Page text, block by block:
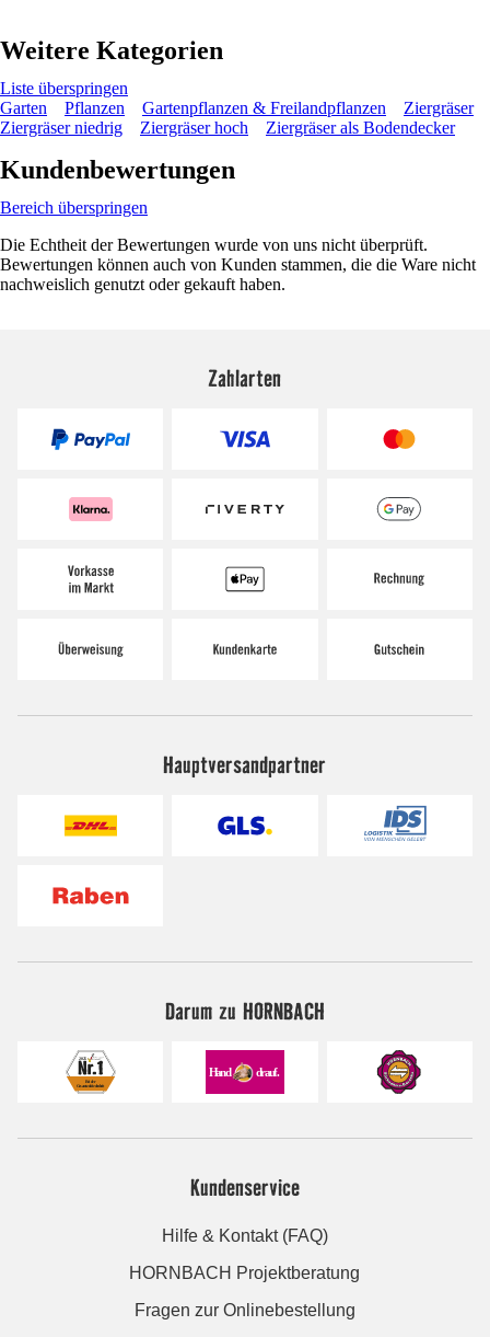
Weitere Kategorien
Liste überspringen
Garten
Pflanzen Gartenpflanzen & Freilandpflanzen
Ziergräser
Ziergräser niedrig
Ziergräser hoch Ziergräser als Bodendecker
Kundenbewertungen
Bereich überspringen
Die Echtheit der Bewertungen wurde von uns nicht überprüft.
Bewertungen können auch von Kunden stammen, die die Ware nicht
nachweislich genutzt oder gekauft haben.
Zahlarten
Hauptversandpartner
Darum zu HORNBACH
Kundenservice
Hilfe & Kontakt (FAQ)
HORNBACH Projektberatung
Fragen zur Onlinebestellung